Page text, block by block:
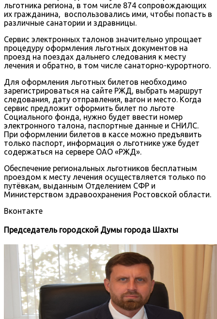
льготника региона, в том числе 874 сопровождающих
их гражданина, воспользовались ими, чтобы попасть в
различные санатории и здравницы.
Сервис электронных талонов значительно упрощает
процедуру оформления льготных документов на
проезд на поездах дальнего следования к месту
лечения и обратно, в том числе санаторно-курортного.
Для оформления льготных билетов необходимо
зарегистрироваться на сайте РЖД, выбрать маршрут
следования, дату отправления, вагон и место. Когда
сервис предложит оформить билет по льготе
Социального фонда, нужно будет ввести номер
электронного талона, паспортные данные и СНИЛС.
При оформлении билетов в кассе можно предъявить
только паспорт, информация о льготнике уже будет
содержаться на сервере ОАО «РЖД».
Обеспечение региональных льготников бесплатным
проездом к месту лечения осуществляется только по
путёвкам, выданным Отделением СФР и
Министерством здравоохранения Ростовской области.
Вконтакте
Председатель городской Думы города Шахты